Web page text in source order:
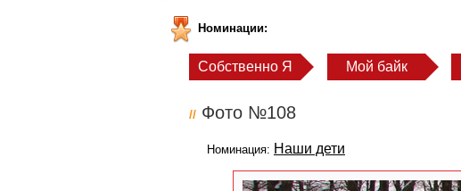
Номинации:
Собственно Я Мой байк
// Фото №108
Номинация: Наши дети